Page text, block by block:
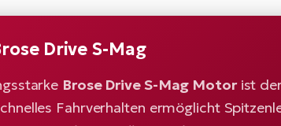
Drive S-Mag
Brose Drive S-Mag Motorist
Fahrverhalten ermöglicht